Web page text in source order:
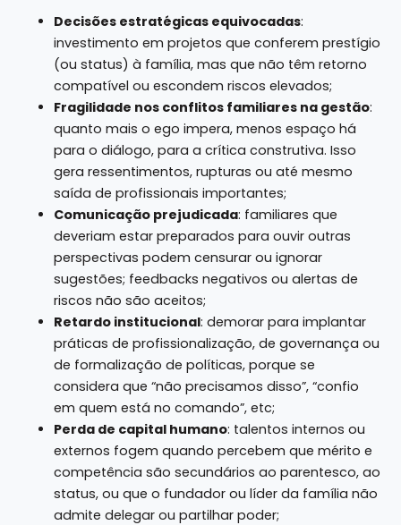
Decisões estratégicas equivocadas:
investimento em projetos que conferem prestígio
(ou status) à família, mas que não têm retorno
compatível ou escondem riscos elevados;
Fragilidade nos conflitos familiares na gestão:
quanto mais o ego impera, menos espaço há
para o diálogo, para a crítica construtiva. Isso
gera ressentimentos, rupturas ou até mesmo
saída de profissionais importantes;
Comunicação prejudicada: familiares que
deveriam estar preparados para ouvir outras
perspectivas podem censurar ou ignorar
sugestões; feedbacks negativos ou alertas de
riscos não são aceitos;
Retardo institucional: demorar para implantar
práticas de profissionalização, de governança ou
de formalização de políticas, porque se
considera que “não precisamos disso”, “confio
em quem está no comando”, etc;
Perda de capital humano: talentos internos ou
externos fogem quando percebem que mérito e
competência são secundários ao parentesco, ao
status, ou que o fundador ou líder da família não
admite delegar ou partilhar poder;